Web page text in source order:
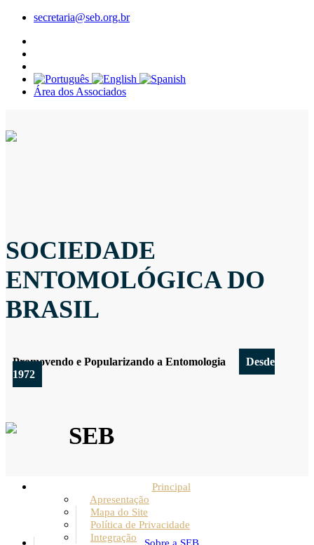
secretaria@seb.org.br
Área dos Associados
SOCIEDADE
ENTOMOLÓGICA DO
BRASIL
Promovendo e Popularizando a Entomologia
Desde
1972
SEB
Principal
Apresentação
Mapa do Site
Política de Privacidade
Integração